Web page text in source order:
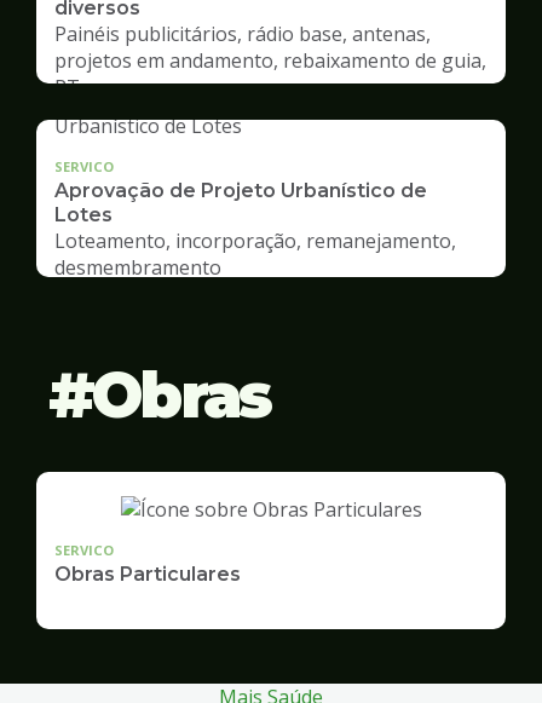
diversos
Painéis publicitários, rádio base, antenas,
projetos em andamento, rebaixamento de guia,
RT
SERVICO
Aprovação de Projeto Urbanístico de
Lotes
Loteamento, incorporação, remanejamento,
desmembramento
Obras
SERVICO
Obras Particulares
Mais Saúde